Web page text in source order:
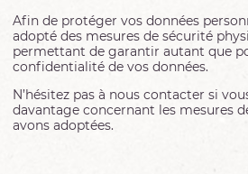
Afin de protéger vos données
adopté des mesures de sécurité
permettant de garantir autant que
confidentialité de vos données.
N’hésitez pas à nous contacter si
davantage concernant les mesures
avons adoptées.